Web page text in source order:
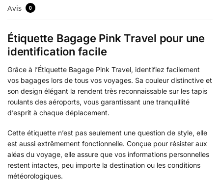
Avis 0
Étiquette Bagage Pink Travel pour une
identification facile
Grâce à l’Étiquette Bagage Pink Travel, identifiez facilement
vos bagages lors de tous vos voyages. Sa couleur distinctive et
son design élégant la rendent très reconnaissable sur les tapis
roulants des aéroports, vous garantissant une tranquillité
d’esprit à chaque déplacement.
Cette étiquette n’est pas seulement une question de style, elle
est aussi extrêmement fonctionnelle. Conçue pour résister aux
aléas du voyage, elle assure que vos informations personnelles
restent intactes, peu importe la destination ou les conditions
météorologiques.